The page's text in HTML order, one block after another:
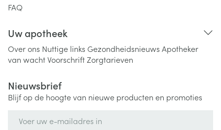
FAQ
Uw apotheek
Over ons Nuttige links Gezondheidsnieuws Apotheker
van wachtVoorschriftZorgtarieven
Nieuwsbrief
Blijf op de hoogte van nieuwe producten en promoties